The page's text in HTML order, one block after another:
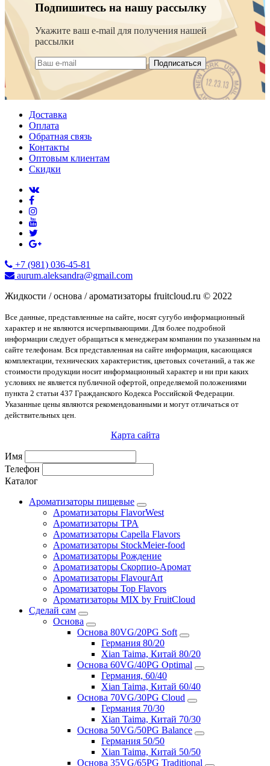
Подпишитесь на нашу рассылку
Укажите ваш e-mail для получения нашей
рассылки
Подписаться
Доставка
Оплата
Обратная связь
Контакты
Оптовым клиентам
Скидки
+7 (981) 036-45-81
aurum.aleksandra@gmail.com
Жидкости / основа / ароматизаторы fruitcloud.ru © 2022
Все данные, представленные на сайте, носят сугубо информационный
характер и не являются исчерпывающими. Для более подробной
информации следует обращаться к менеджерам компании по указанным на
сайте телефонам. Вся представленная на сайте информация, касающаяся
комплектации, технических характеристик, цветовых сочетаний, а так же
стоимости продукции носит информационный характер и ни при каких
условиях не является публичной офертой, определяемой положениями
пункта 2 статьи 437 Гражданского Кодекса Российской Федерации.
Указанные цены являются рекомендованными и могут отличаться от
действительных цен.
Карта сайта
Имя
Телефон
Каталог
Ароматизаторы пищевые
Ароматизаторы FlavorWest
Ароматизаторы TPA
Ароматизаторы Capella Flavors
Ароматизаторы StockMeier-food
Ароматизаторы Рождение
Ароматизаторы Скорпио-Аромат
Ароматизаторы FlavourArt
Ароматизаторы Top Flavors
Ароматизаторы MIX by FruitCloud
Сделай сам
Основа
Основа 80VG/20PG Soft
Германия 80/20
Xian Taima, Китай 80/20
Основа 60VG/40PG Optimal
Германия, 60/40
Xian Taima, Китай 60/40
Основа 70VG/30PG Cloud
Германия 70/30
Xian Taima, Китай 70/30
Основа 50VG/50PG Balance
Германия 50/50
Xian Taima, Китай 50/50
Основа 35VG/65PG Traditional